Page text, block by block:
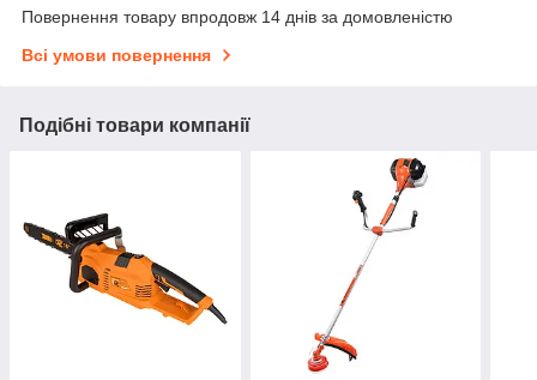
Повернення товару впродовж 14 днів за домовленістю
Всі умови повернення
Подібні товари компанії